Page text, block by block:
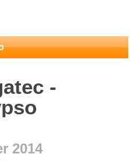
-
2014